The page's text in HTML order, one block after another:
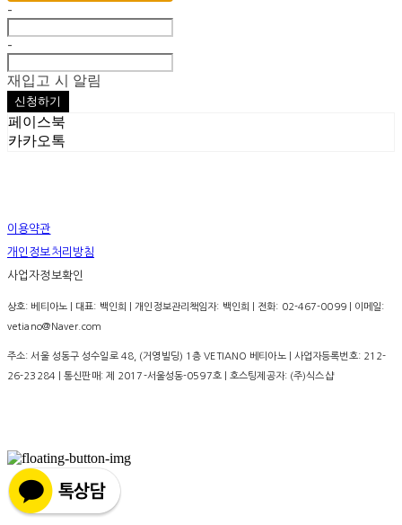
-
-
재입고 시 알림
신청하기
페이스북
카카오톡
이용약관
개인정보처리방침
사업자정보확인
상호: 베티아노 | 대표: 백인희 | 개인정보관리책임자: 백인희 | 전화: 02-467-0099 | 이메일:
vetiano@Naver.com
주소: 서울 성동구 성수일로 48, (거영빌딩) 1층 VETIANO 베티아노 | 사업자등록번호: 212-
26-23284 | 통신판매: 제 2017-서울성동-0597호| 호스팅제공자: (주)식스샵